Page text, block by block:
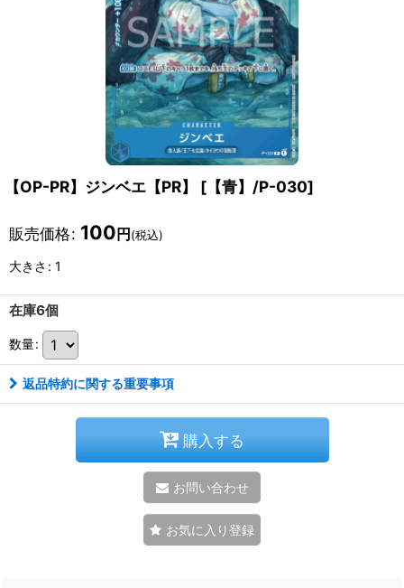
【OP-PR】ジンベエ【PR】 [ 【青】/P-030]
販売価格: 100 円 (税込)
大きさ : 1
在庫6個
数量:
返品特約に関する重要事項
購入する
お問い合わせ
お気に入り登録